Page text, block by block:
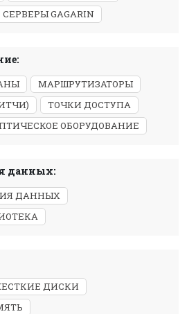
СЕРВЕРЫ GAGARIN
МАРШРУТИЗАТОРЫ
ТОЧКИ ДОСТУПА
ОБОРУДОВАНИЕ
данных:
ДАННЫХ
ДИСКИ